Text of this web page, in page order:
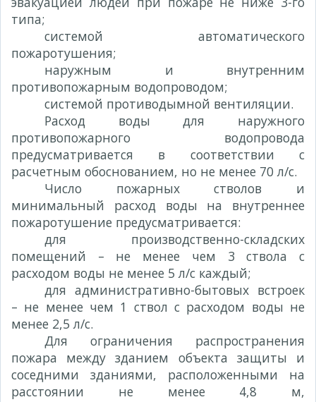
типа;
системой автоматического
пожаротушения;
наружным и внутренним
противопожарным водопроводом;
системой противодымной вентиляции.
Расход воды для наружного
противопожарного водопровода
предусматривается в соответствии с
расчетным обоснованием, но не менее 70 л/с.
Число пожарных стволов и
минимальный расход воды на внутреннее
пожаротушение предусматривается:
для производственно-складских
помещений – не менее чем 3 ствола с
расходом воды не менее 5 л/с каждый;
для административно-бытовых встроек
– не менее чем 1 ствол с расходом воды не
менее 2,5 л/с.
Для ограничения распространения
пожара между зданием объекта защиты и
соседними зданиями, расположенными на
расстоянии не менее 4,8 м,